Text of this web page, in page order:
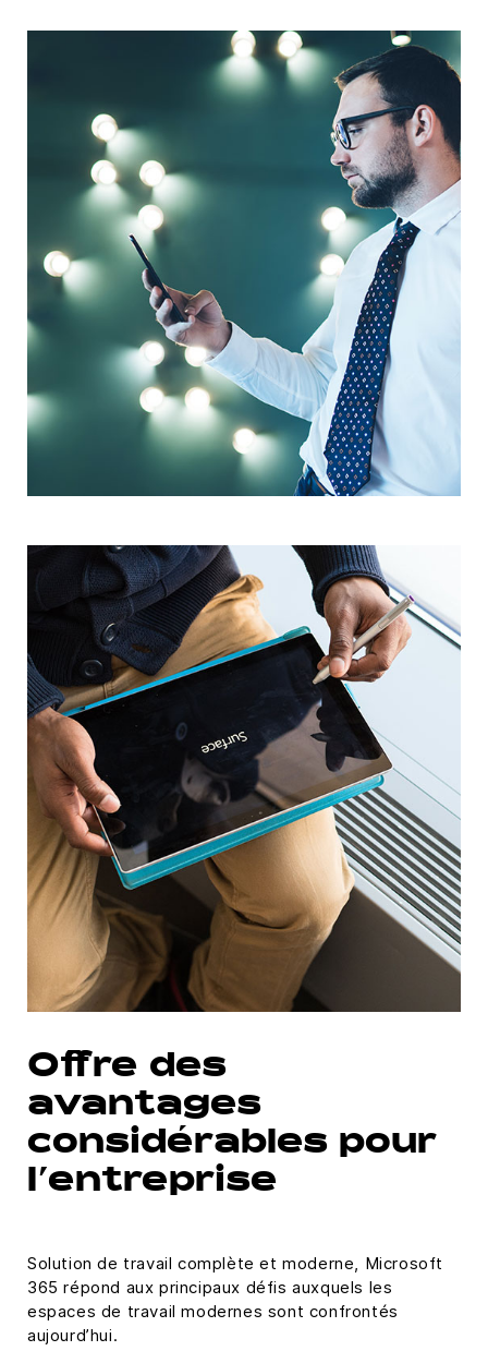
Offre des
avantages
considérables pour
l’entreprise
Solution de travail complète et moderne, Microsoft
365 répond aux principaux défis auxquels les
espaces de travail modernes sont confrontés
aujourd’hui.